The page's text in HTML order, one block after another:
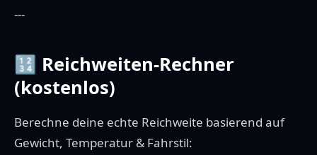
---
🔢 Reichweiten-Rechner
(kostenlos)
Berechne deine echte Reichweite basierend auf
Gewicht, Temperatur & Fahrstil: